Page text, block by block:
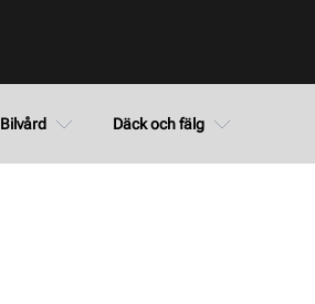
Bilvård Däck och fälg